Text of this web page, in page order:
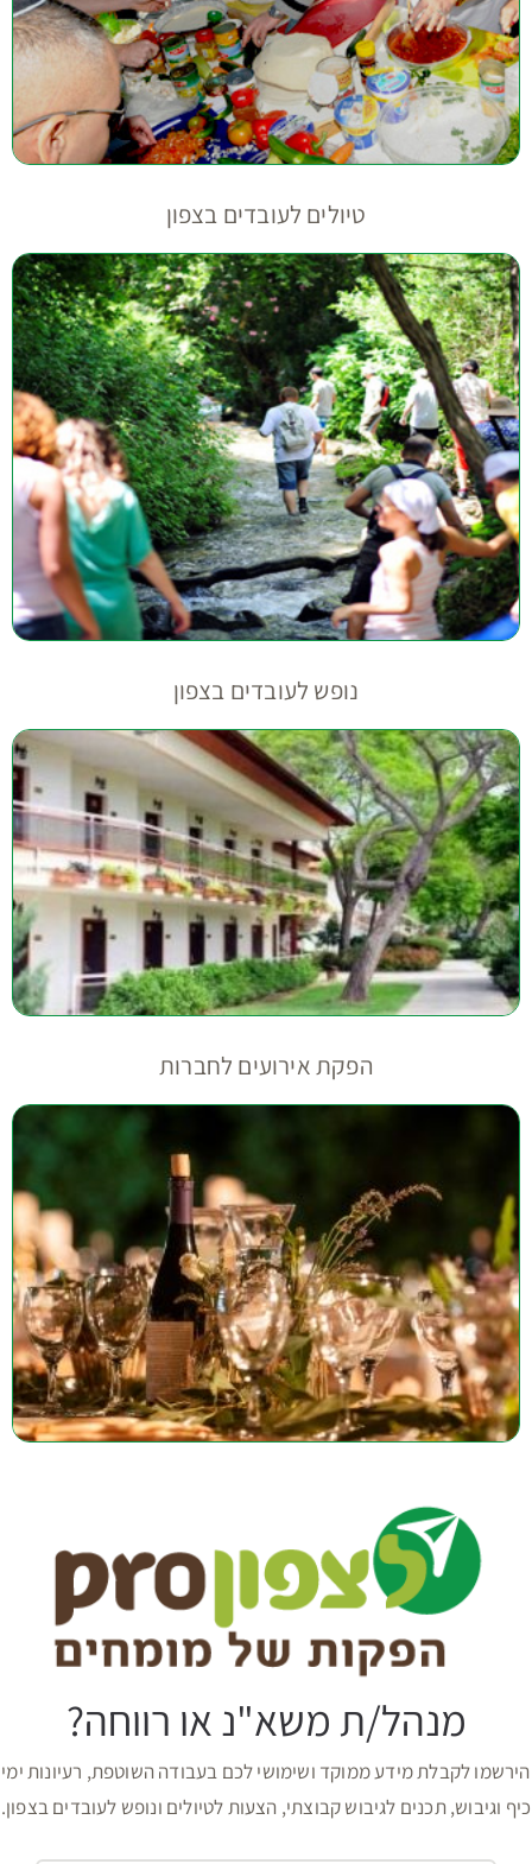
טיולים לעובדים בצפון
נופש לעובדים בצפון
הפקת אירועים לחברות
מנהל/ת משא"נ או רווחה?
הירשמו לקבלת מידע ממוקד ושימושי לכם בעבודה השוטפת, רעיונות ימי
כיף וגיבוש, תכנים לגיבוש קבוצתי, הצעות לטיולים ונופש לעובדים בצפון.